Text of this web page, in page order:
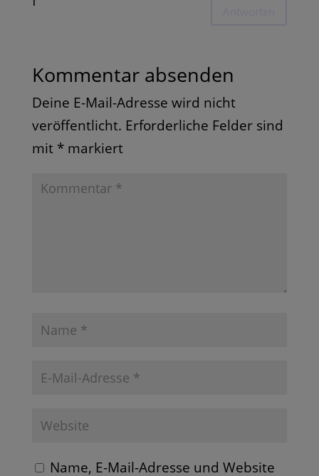
Kommentar absenden
Deine E-Mail-Adresse wird nicht
veröffentlicht. Erforderliche Felder sind
mit *markiert
Name, E-Mail-Adresse und Website